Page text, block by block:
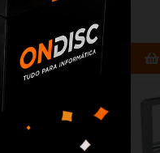
296,68 €
+ Adicionar